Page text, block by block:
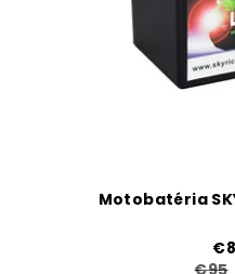
Motobatéria
€95